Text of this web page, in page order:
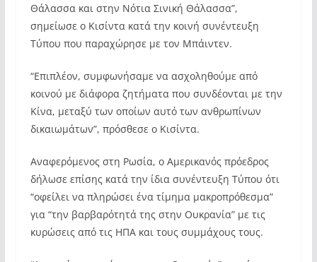
Θάλασσα και στην Νότια Σινική Θάλασσα”,
σημείωσε ο Κισίντα κατά την κοινή συνέντευξη
Τύπου που παραχώρησε με τον Μπάιντεν.
“Επιπλέον, συμφωνήσαμε να ασχοληθούμε από
κοινού με διάφορα ζητήματα που συνδέονται με την
Κίνα, μεταξύ των οποίων αυτό των ανθρωπίνων
δικαιωμάτων”, πρόσθεσε ο Κισίντα.
Αναφερόμενος στη Ρωσία, ο Αμερικανός πρόεδρος
δήλωσε επίσης κατά την ίδια συνέντευξη Τύπου ότι
“οφείλει να πληρώσει ένα τίμημα μακροπρόθεσμα”
για “την βαρβαρότητά της στην Ουκρανία” με τις
κυρώσεις από τις ΗΠΑ και τους συμμάχους τους.